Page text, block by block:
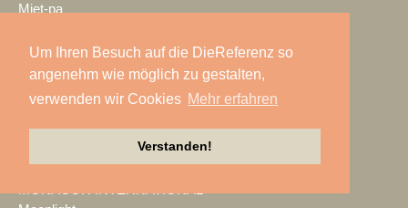
Um Ihren Besuch auf die DieReferenz so
angenehm wie möglich zu gestalten,
verwenden wir Cookies Mehr erfahren
Verstanden!
Miet-pa
Ministry of Light
MisterMaster
MLS magic light+sound